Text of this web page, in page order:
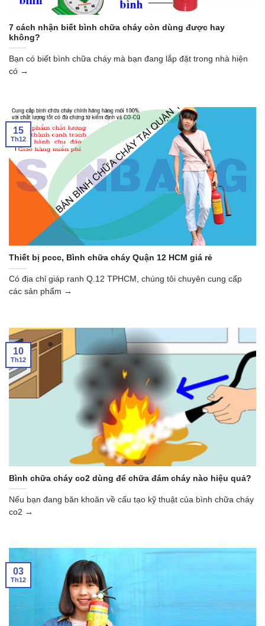
7 cách nhận biết bình chữa cháy còn dùng được hay
không?
Bạn có biết bình chữa cháy mà bạn đang lắp đặt trong nhà hiện
có →
Thiết bị pccc, Bình chữa cháy Quận 12 HCM giá rẻ
Có địa chỉ giáp ranh Q.12 TPHCM, chúng tôi chuyên cung cấp
các sản phẩm →
15
Th12
Bình chữa cháy co2 dùng để chữa đám cháy nào hiệu quả?
Nếu bạn đang băn khoăn về cấu tạo kỹ thuật của bình chữa cháy
co2 →
10
Th12
03
Th12